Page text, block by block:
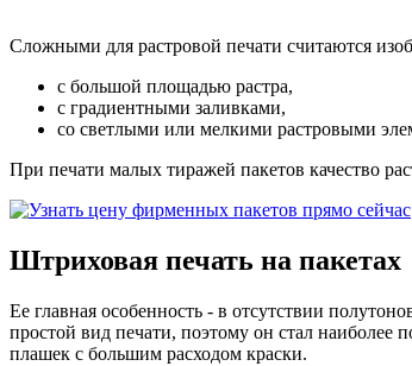
Сложными для растровой печати считаются
с большой площадью растра,
с градиентными заливками,
со светлыми или мелкими растровыми
При печати малых тиражей пакетов качество
Штриховая печать на пакетах
Ее главная особенность - в отсутствии
простой вид печати, поэтому он стал наиболее
плашек с большим расходом краски.